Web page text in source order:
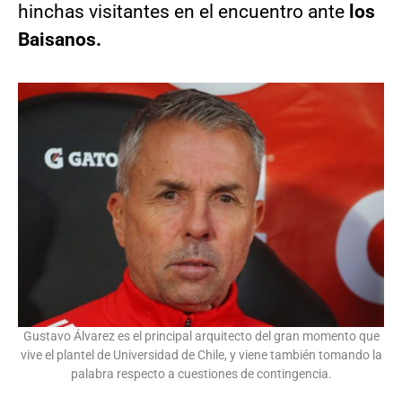
hinchas visitantes en el encuentro ante los
Baisanos.
Gustavo Álvarez es el principal arquitecto del gran momento que
vive el plantel de Universidad de Chile, y viene también tomando la
palabra respecto a cuestiones de contingencia.